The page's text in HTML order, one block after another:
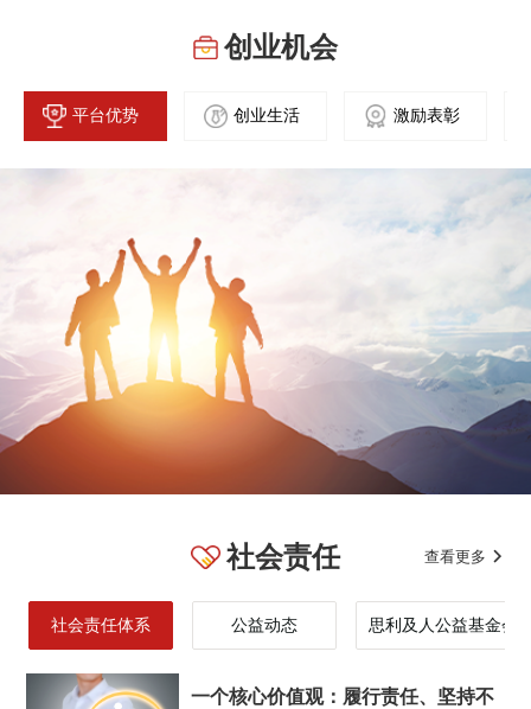
CAUSE
创业机会
平台优势 创业生活 激励表彰
CSR
社会责任 查看更多
社会责任体系 公益动态 思利及人公益基金会
一个核心价值观：履行责任、坚持不